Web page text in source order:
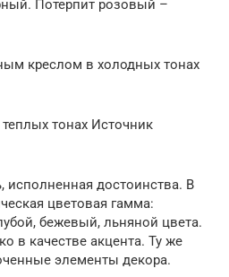
Потерпит розовый –
креслом в холодных тонах
тонах Источник
исполненная достоинства. В
цветовая гамма:
бежевый, льняной цвета.
в качестве акцента. Ту же
элементы декора.